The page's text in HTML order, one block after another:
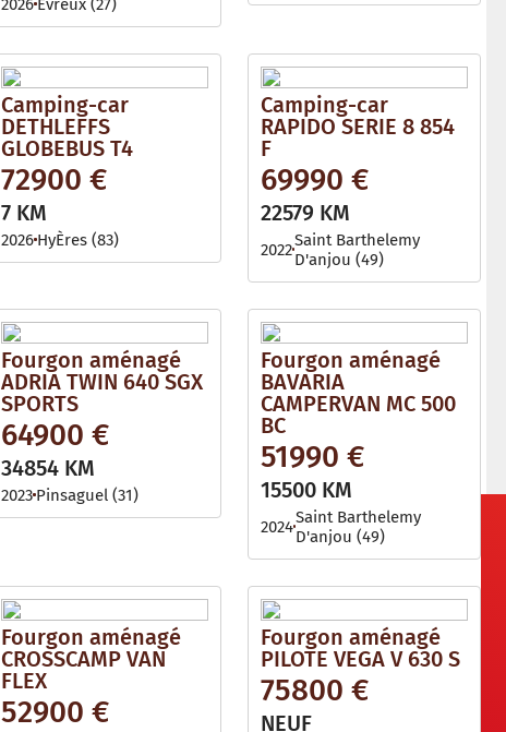
2026 Evreux (27)
Camping-car
DETHLEFFS
GLOBEBUS T4
72900 €
7 KM
2026 HyÈres (83)
Camping-car
RAPIDO SERIE 8 854
F
69990 €
22579 KM
2022Saint Barthelemy
D'anjou (49)
Fourgon aménagé
ADRIA TWIN 640 SGX
SPORTS
64900 €
34854 KM
2023 Pinsaguel (31)
Fourgon aménagé
BAVARIA
CAMPERVAN MC 500
BC
51990 €
15500 KM
2024Saint Barthelemy
D'anjou (49)
Fourgon aménagé
CROSSCAMP VAN
FLEX
52900 €
Fourgon aménagé
PILOTE VEGA V 630 S
75800 €
NEUF